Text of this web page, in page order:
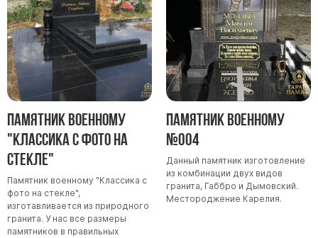
Памятник военному
"Классика с фото на
стекле"
Памятник военному "Классика с
фото на стекле",
изготавливается из природного
гранита. У нас все размеры
памятников в правильных
Памятник военному
№004
Данный памятник изготовление
из комбинации двух видов
гранита, Габбро и Дымовский.
Местороджение Карелия.